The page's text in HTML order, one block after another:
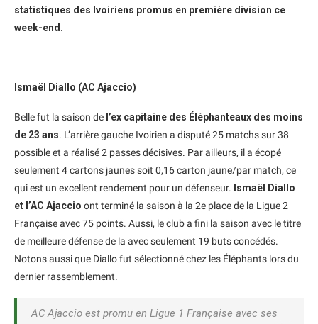
statistiques des Ivoiriens promus en première division ce
week-end.
Ismaël Diallo (AC Ajaccio)
Belle fut la saison de l’ex capitaine des Éléphanteaux des moins
de 23 ans. L’arrière gauche Ivoirien a disputé 25 matchs sur 38
possible et a réalisé 2 passes décisives. Par ailleurs, il a écopé
seulement 4 cartons jaunes soit 0,16 carton jaune/par match, ce
qui est un excellent rendement pour un défenseur.
Ismaël Diallo
et l’AC Ajaccio ont terminé la saison à la 2e place de la Ligue 2
Française avec 75 points. Aussi, le club a fini la saison avec le titre
de meilleure défense de la avec seulement 19 buts concédés.
Notons aussi que Diallo fut sélectionné chez les Éléphants lors du
dernier rassemblement.
AC Ajaccio est promu en Ligue 1 Française avec ses